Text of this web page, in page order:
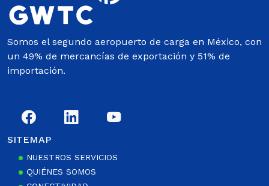
Somos el segundo aeropuerto de carga en México, con
un 49% de mercancías de exportación y 51% de
importación.
SITEMAP
NUESTROS SERVICIOS
QUIÉNES SOMOS